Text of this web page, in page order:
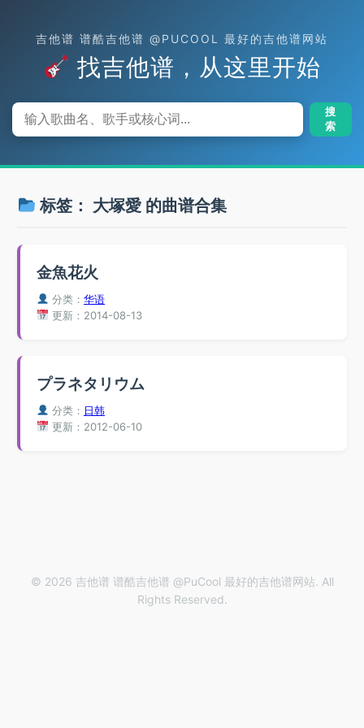
吉他谱 谱酷吉他谱 @PUCOOL 最好的吉他谱网站
找吉他谱，从这里开始
搜
索
标签： 大塚愛的曲谱合集
金魚花火
分类：华语
更新：2014-08-13
プラネタリウム
分类： 日韩
更新：2012-06-10
© 2026 吉他谱 谱酷吉他谱 @PuCool 最好的吉他谱网站. All
Rights Reserved.